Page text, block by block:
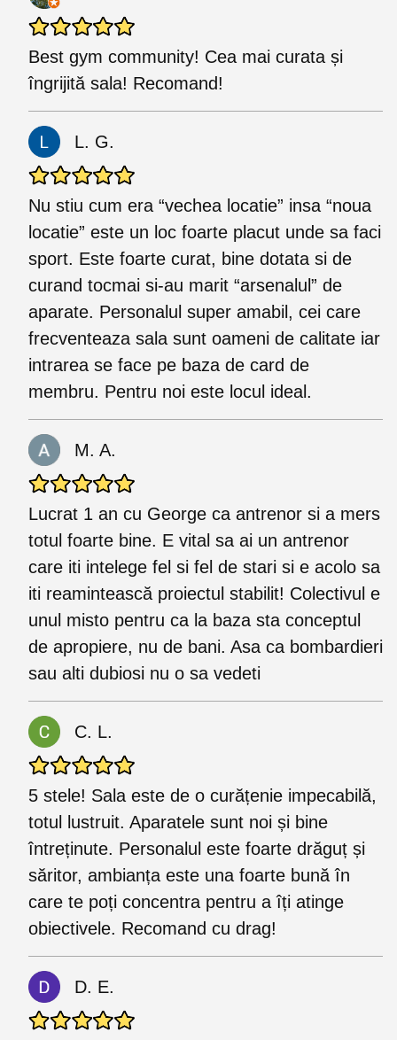
Best gym community! Cea mai curata și
îngrijită sala! Recomand!
L. G.
Nu stiu cum era “vechea locatie” insa “noua
locatie” este un loc foarte placut unde sa faci
sport. Este foarte curat, bine dotata si de
curand tocmai si-au marit “arsenalul” de
aparate. Personalul super amabil, cei care
frecventeaza sala sunt oameni de calitate iar
intrarea se face pe baza de card de
membru. Pentru noi este locul ideal.
M. A.
Lucrat 1 an cu George ca antrenor si a mers
totul foarte bine. E vital sa ai un antrenor
care iti intelege fel si fel de stari si e acolo sa
iti reamintească proiectul stabilit! Colectivul e
unul misto pentru ca la baza sta conceptul
de apropiere, nu de bani. Asa ca bombardieri
sau alti dubiosi nu o sa vedeti
C. L.
5 stele! Sala este de o curățenie impecabilă,
totul lustruit. Aparatele sunt noi și bine
întreținute. Personalul este foarte drăguț și
săritor, ambianța este una foarte bună în
care te poți concentra pentru a îți atinge
obiectivele. Recomand cu drag!
D. E.